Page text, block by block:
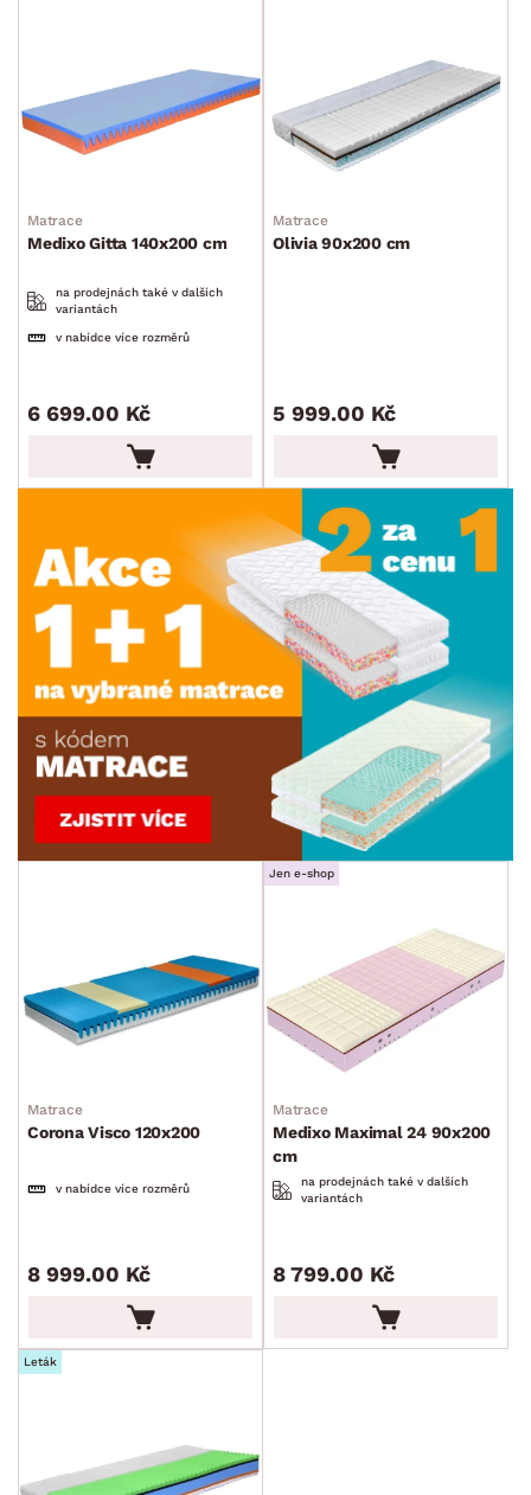
Matrace
Medixo Gitta 140x200 cm
na prodejnách také v dalších
variantách
v nabídce více rozměrů
6 699.00 Kč
Matrace
Olivia 90x200 cm
5 999.00 Kč
Matrace
Corona Visco 120x200
v nabídce více rozměrů
8 999.00 Kč
Jen e-shop
Matrace
Medixo Maximal 24 90x200
cm
na prodejnách také v dalších
variantách
8 799.00 Kč
Leták